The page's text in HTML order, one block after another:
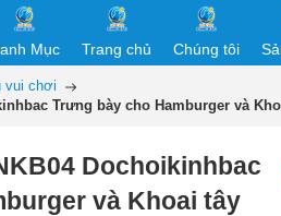
Mục Trang chủ Chúng tôi
vui chơi
Trưng bày cho Hamburger và
Dochoikinhbac
và Khoai tây